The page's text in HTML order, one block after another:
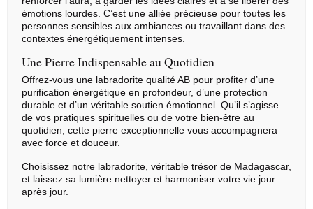
émotions lourdes. C’est une alliée précieuse pour toutes les
personnes sensibles aux ambiances ou travaillant dans des
contextes énergétiquement intenses.
Une Pierre Indispensable au Quotidien
Offrez-vous une labradorite qualité AB pour profiter d’une
purification énergétique en profondeur, d’une protection
durable et d’un véritable soutien émotionnel. Qu’il s’agisse
de vos pratiques spirituelles ou de votre bien-être au
quotidien, cette pierre exceptionnelle vous accompagnera
avec force et douceur.
Choisissez notre labradorite, véritable trésor de Madagascar,
et laissez sa lumière nettoyer et harmoniser votre vie jour
après jour.